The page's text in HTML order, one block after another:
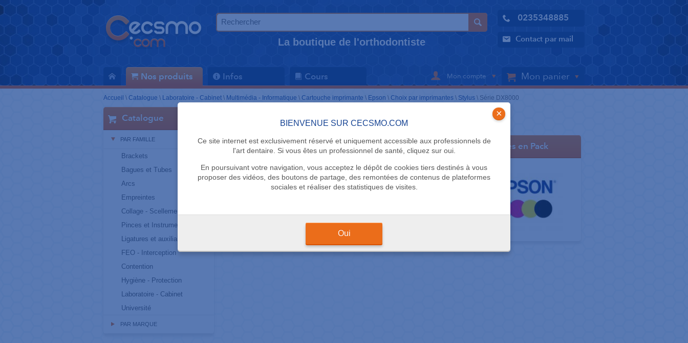
La boutique de l'orthodontiste
0235348885
Contact par mail
Nos produits Infos Cours Mon compte Mon panier
BIENVENUE SUR CECSMO.COM
Ce site internet est exclusivement réservé et uniquement accessible aux professionnels de
l'art dentaire. Si vous êtes un professionnel de santé, cliquez sur oui.
En poursuivant votre navigation, vous acceptez le dépôt de cookies tiers destinés à vous
proposer des vidéos, des boutons de partage, des remontées de contenus de plateformes
sociales et réaliser des statistiques de visites.
×
Oui
Accueil \ Catalogue \ Laboratoire - Cabinet \ Multimédia - Informatique \ Cartouche imprimante \ Epson \ Choix par imprimantes \ Stylus \ Série DX8000
Catalogue
PAR FAMILLE
Brackets
Bagues et Tubes
Arcs
Empreintes
Collage - Scellement
Pinces et Instruments
Ligatures et auxiliaires
FEO - Interception
Contention
Hygiène - Protection
Laboratoire - Cabinet
Université
PAR MARQUE
Série DX8000
Cartouches noir Cartouches couleur Cartouches en Pack